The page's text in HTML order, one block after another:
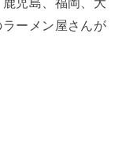
ーメン屋さんが